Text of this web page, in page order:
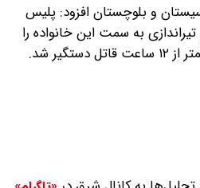
و بلوچستان افزود: پلیس
به سمت این خانواده را
شد.